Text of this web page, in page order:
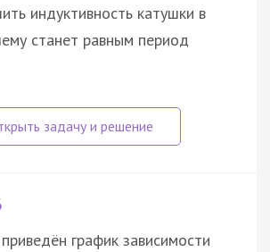
индуктивность катушки в
станет равным период
график зависимости